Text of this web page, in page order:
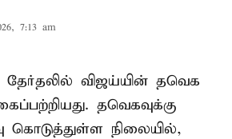
7:13 am
விஜய்யின் தவெக
தவெகவுக்கு
கொடுத்துள்ள நிலையில்,